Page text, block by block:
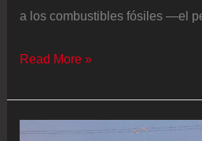
a los combustibles fósiles —el
La
del
Read More »